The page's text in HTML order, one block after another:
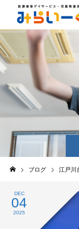
ブログ 江戸
DEC
04
2025